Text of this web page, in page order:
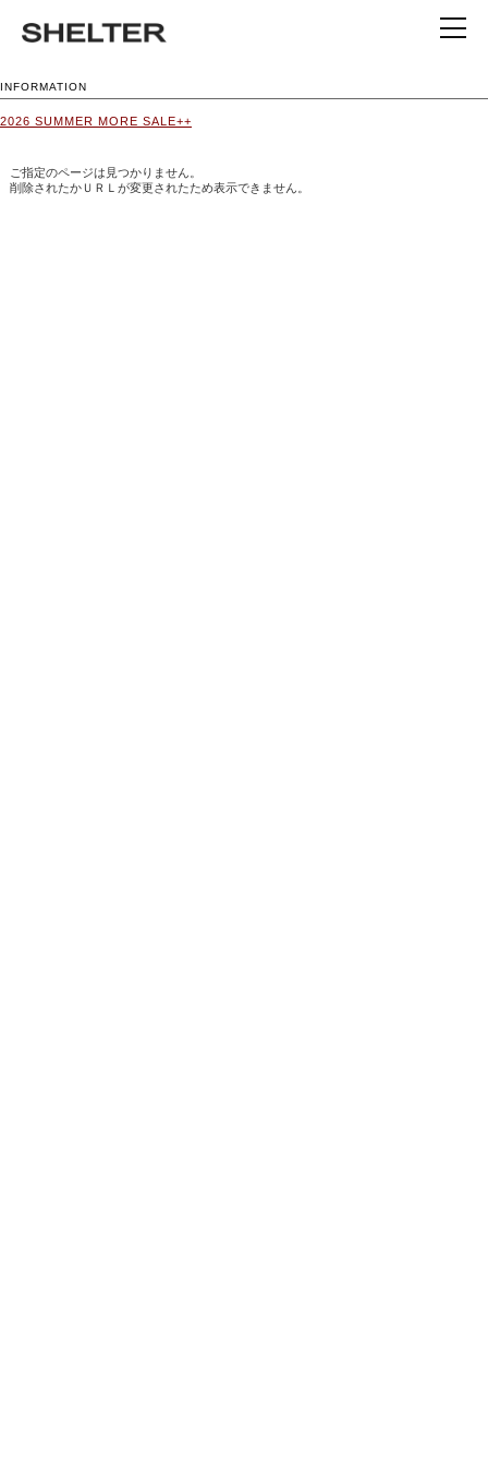
INFORMATION
2026 SUMMER MORE SALE++
ご指定のページは見つかりません。
削除されたかＵＲＬが変更されたため表示できません。